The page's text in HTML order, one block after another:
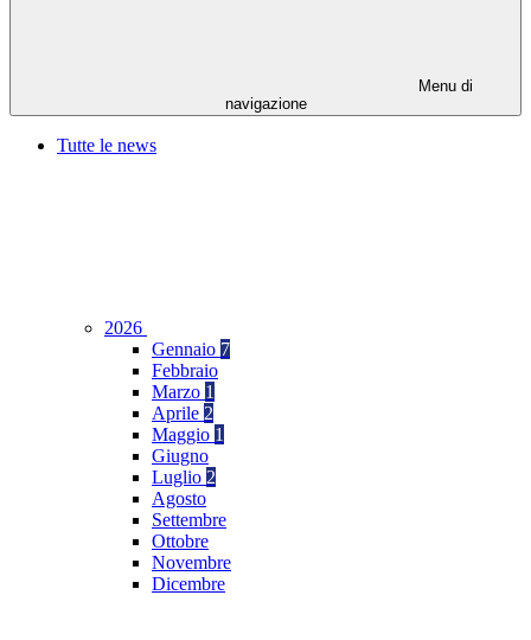
Menu di
navigazione
Tutte le news
2026
Gennaio 7
Febbraio
Marzo 1
Aprile 2
Maggio 1
Giugno
Luglio 2
Agosto
Settembre
Ottobre
Novembre
Dicembre